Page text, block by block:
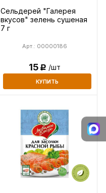
Сельдерей "Галерея
вкусов" зелень сушеная
7 г
Арт.: 00000186
15Р /шт
КУПИТЬ